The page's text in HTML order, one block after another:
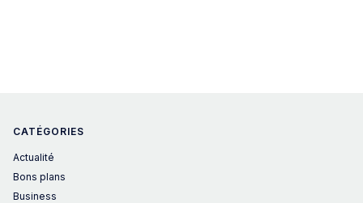
CATÉGORIES
Actualité
Bons plans
Business